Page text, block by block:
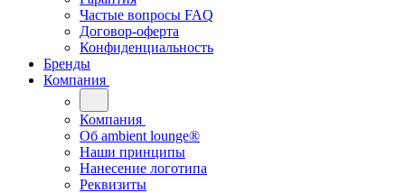
Частые вопросы FAQ
Договор-оферта
Конфиденциальность
Бренды
Компания
Компания
Oб ambient lounge®
Наши принципы
Нанесение логотипа
Реквизиты